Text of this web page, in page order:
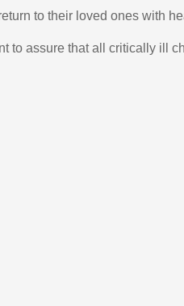
to their loved ones with
to assure that all critically ill